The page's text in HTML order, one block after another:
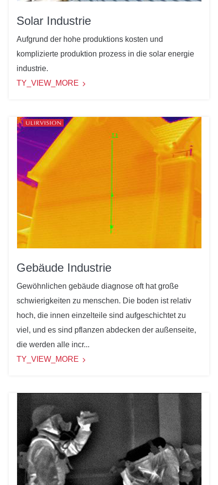
Solar Industrie
Aufgrund der hohe produktions kosten und
komplizierte produktion prozess in die solar energie
industrie.
TY_VIEW_MORE
Gebäude Industrie
Gewöhnlichen gebäude diagnose oft hat große
schwierigkeiten zu menschen. Die boden ist relativ
hoch, die innen einzelteile sind aufgeschichtet zu
viel, und es sind pflanzen abdecken der außenseite,
die werden alle incr...
TY_VIEW_MORE